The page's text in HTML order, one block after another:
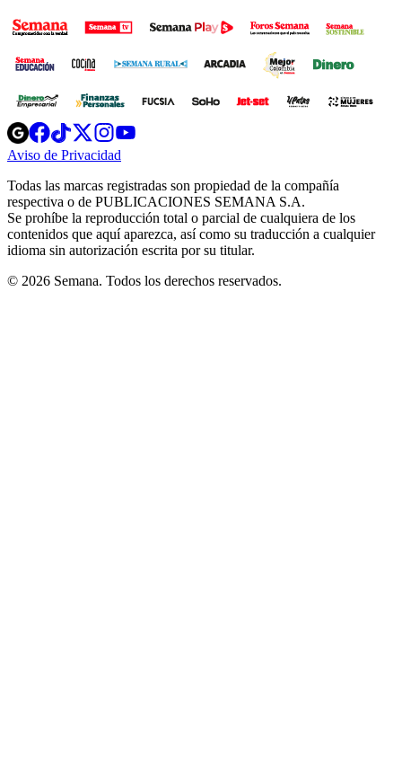
Opens
in
new
Opens
in
new
Opens
in
new
window
Opens
new
windowwindow
Aviso de Privacidad
new
window
Todas las marcas registradas son propiedad de la compañía
respectiva o de PUBLICACIONES SEMANA S.A.
Se prohíbe la reproducción total o parcial de cualquiera de los
contenidos que aquí aparezca, así como su traducción a cualquier
idioma sin autorización escrita por su titular.
© 2026 Semana. Todos los derechos reservados.